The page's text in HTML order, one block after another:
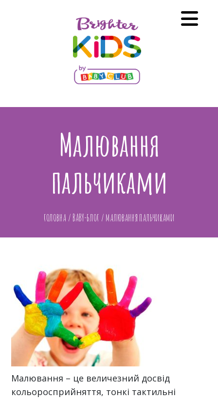
Малювання
пальчиками
ГОЛОВНА / BABY-БЛОГ / МАЛЮВАННЯ ПАЛЬЧИКАМИ
Малювання – це величезний досвід
кольоросприйняття, тонкі тактильні